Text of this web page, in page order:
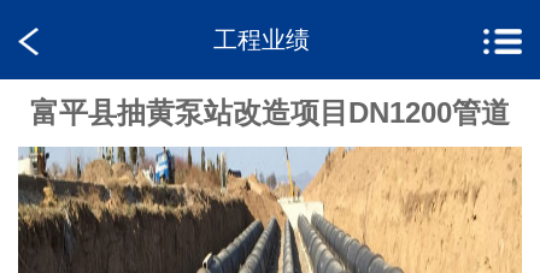
工程业绩
富平县抽黄泵站改造项目DN1200管道